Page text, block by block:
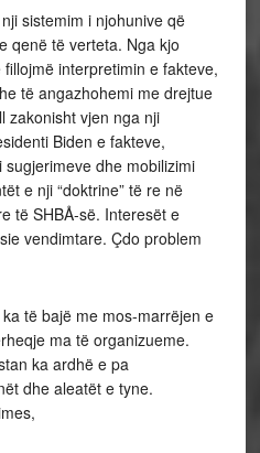
sistemim i njohunive që
qenë të verteta. Nga kjo
interpretimin e fakteve,
të angazhohemi me drejtue
zakonisht vjen nga nji
Biden e fakteve,
dhe mobilizimi
e nji “doktrine” të re në
të SHBÅ-së. Interesët e
vendimtare. Çdo problem
të bajë me mos-marrëjen e
ma të organizueme.
ka ardhë e pa
dhe aleatët e tyne.